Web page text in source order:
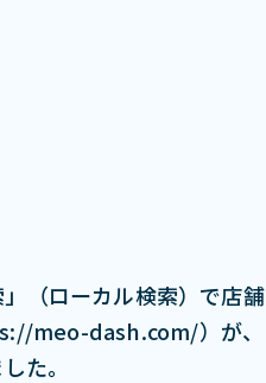
（ローカル検索）で店舗
meo-dash.com/）が、
た。